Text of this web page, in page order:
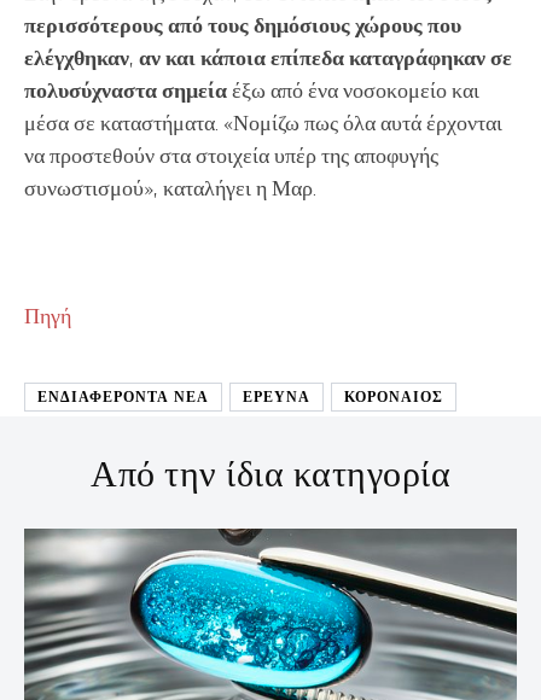
περισσότερους από τους δημόσιους χώρους που
ελέγχθηκαν, αν και κάποια επίπεδα καταγράφηκαν σε
πολυσύχναστα σημείαέξω από ένα νοσοκομείο και
μέσα σε καταστήματα. «Νομίζω πως όλα αυτά έρχονται
να προστεθούν στα στοιχεία υπέρ της αποφυγής
συνωστισμού», καταλήγει η Μαρ.
Πηγή
ΕΝΔΙΑΦΕΡΟΝΤΑ ΝΕΑ ΕΡΕΥΝΑ ΚΟΡΟΝΑΙΟΣ
Από την ίδια κατηγορία